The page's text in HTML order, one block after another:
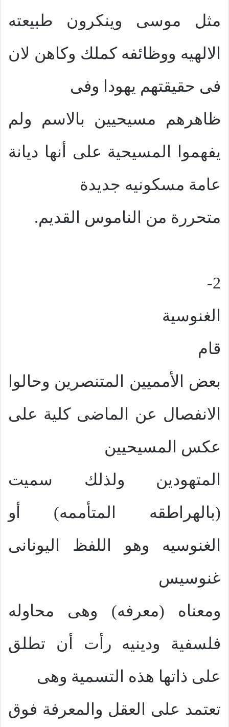
مثل موسى وينكرون طبيعته
الالهيه ووظائفه كملك وكاهن لان
فى حقيقتهم يهودا وفى
ظاهرهم مسيحيين بالاسم ولم
يفهموا المسيحية على أنها ديانة
عامة مسكونيه جديدة
متحررة من الناموس القديم.
2-
الغنوسية
قام
بعض الأمميين المتنصرين وحالوا
الانفصال عن الماضى كلية على
عكس المسيحيين
المتهودين ولذلك سميت
(بالهراطقه المتأممه) أو
الغنوسيه وهو اللفظ اليونانى
غنوسيس
ومعناه (معرفه) وهى محاوله
فلسفية ودينيه رأت أن تطلق
على ذاتها هذه التسمية وهى
تعتمد على العقل والمعرفة فوق